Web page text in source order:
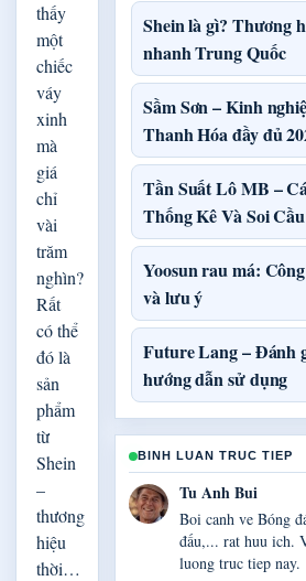
thấy
một
chiếc
váy
xinh
mà
giá
chỉ
vài
trăm
nghìn?
Rất
có thể
đó là
sản
phẩm
từ
Shein
–
thương
hiệu
thời…
Shein là gì? Thương
nhanh Trung Quốc
Sầm Sơn – Kinh
Thanh Hóa đầy đủ
Tần Suất Lô MB –
Thống Kê Và Soi
Yoosun rau má:
và lưu ý
Future Lang – Đánh
hướng dẫn sử dụng
BINH LUAN TRUC TIEP
Tu Anh Bui
Boi canh ve Bóng
đấu,... rat huu ich.
luong truc tiep nay.